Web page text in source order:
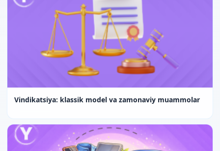
Vindikatsiya: klassik model va zamonaviy muammolar